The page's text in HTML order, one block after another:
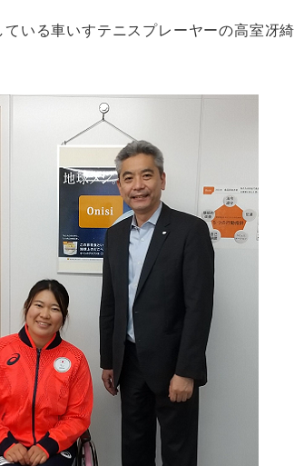
ている車いすテニスプレーヤーの高室冴